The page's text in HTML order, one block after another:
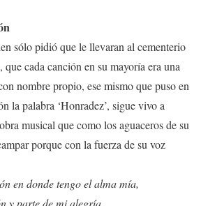
sólo pidió que le llevaran al cementerio
que cada canción en su mayoría era una
nombre propio, ese mismo que puso en
la palabra ‘Honradez’, sigue vivo a
musical que como los aguaceros de su
porque con la fuerza de su voz
en donde tengo el alma mía,
y parte de mi alegría.